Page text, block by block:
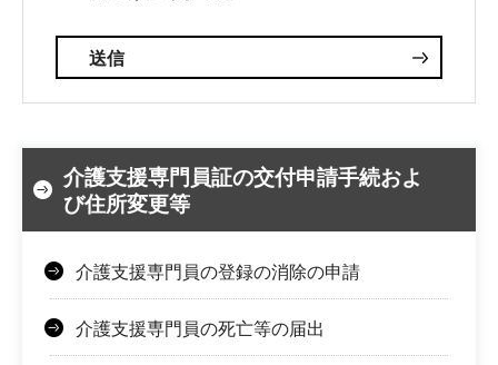
介護支援専門員証の交付申請手続およ
び住所変更等
介護支援専門員の登録の消除の申請
介護支援専門員の死亡等の届出